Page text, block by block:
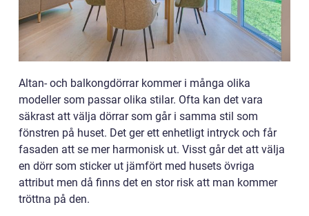
Altan- och balkongdörrar kommer i många olika
modeller som passar olika stilar. Ofta kan det vara
säkrast att välja dörrar som går i samma stil som
fönstren på huset. Det ger ett enhetligt intryck och får
fasaden att se mer harmonisk ut. Visst går det att välja
en dörr som sticker ut jämfört med husets övriga
attribut men då finns det en stor risk att man kommer
tröttna på den.